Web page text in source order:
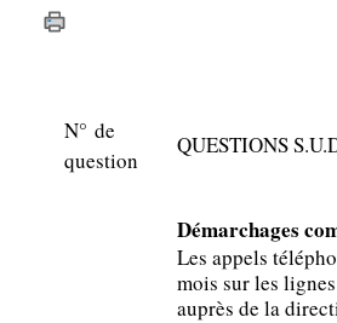
N° de
question
QUESTIONS
Démarchages
Les appels
mois sur les
auprès de la